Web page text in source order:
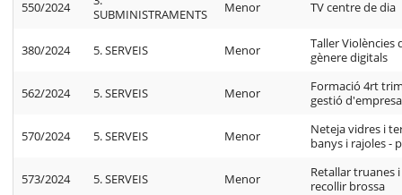
550/2024
SUBMINISTRAMENTS
Menor TV centre de dia
380/2024 5. SERVEIS Menor
Taller Violències
gènere digitals
562/2024 5. SERVEIS Menor
Formació 4rt
gestió d'empresa
570/2024 5. SERVEIS Menor
Neteja vidres i
banys i rajoles -
573/2024 5. SERVEIS Menor
Retallar truanes i
recollir brossa